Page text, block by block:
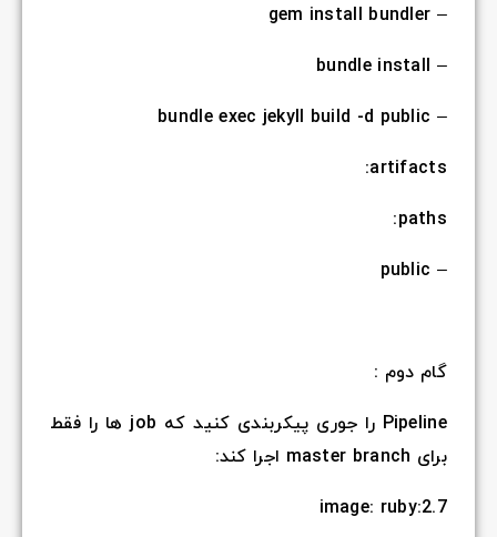
– gem install bundler
– bundle install
– bundle exec jekyll build -d public
artifacts:
paths:
– public
گام دوم :
Pipeline را جوری پیکربندی کنید که job ها را فقط
برای master branch اجرا کند:
image: ruby:2.7